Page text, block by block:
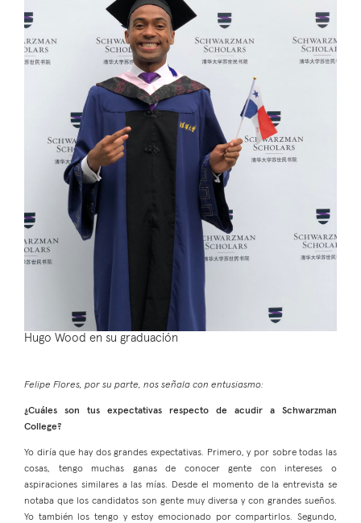
Hugo Wood en su graduación
Felipe Flores, por su parte, nos señala con entusiasmo:
¿Cuáles son tus expectativas respecto de acudir a Schwarzman
College?
Yo diría que hay dos grandes expectativas. Primero, y por sobre todas las
cosas, tengo muchas ganas de conocer gente con intereses o
aspiraciones similares a las mías. Desde el momento de la entrevista se
notaba que los candidatos son gente muy diversa y con grandes sueños.
Yo también los tengo y estoy emocionado por compartirlos. Segundo,